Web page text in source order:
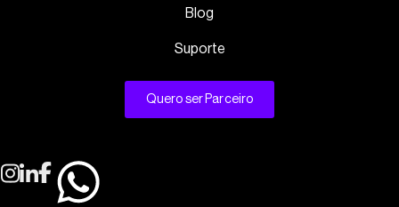
Blog
Suporte
Quero ser Parceiro